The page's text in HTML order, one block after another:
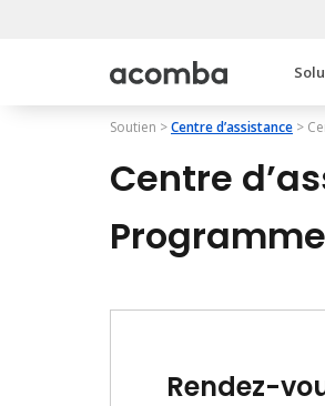
Soutien >Centre d’assistance >
Centre
Rendez-